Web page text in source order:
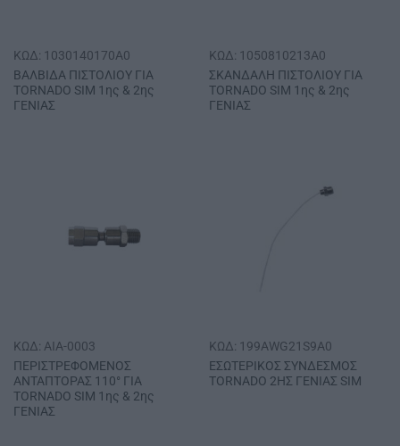
ΚΩΔ: 1030140170A0
ΒΑΛΒΙΔΑ ΠΙΣΤΟΛΙΟΥ ΓΙΑ
ΤΟRΝΑDΟ SΙΜ 1ης & 2ης
ΓΕΝΙΑΣ
ΚΩΔ: 1050810213A0
ΣΚΑΝΔΑΛΗ ΠΙΣΤΟΛΙΟΥ ΓΙΑ
ΤΟRΝΑDΟ SΙΜ 1ης & 2ης
ΓΕΝΙΑΣ
ΚΩΔ: AIA-0003
ΠΕΡΙΣΤΡΕΦΟΜΕΝΟΣ
ΑΝΤΑΠΤΟΡΑΣ 110° ΓΙΑ
ΤΟRΝΑDΟ SΙΜ 1ης & 2ης
ΓΕΝΙΑΣ
ΚΩΔ: 199AWG21S9A0
ΕΣΩΤΕΡΙΚΟΣ ΣΥΝΔΕΣΜΟΣ
ΤΟRΝΑDΟ 2ΗΣ ΓΕΝΙΑΣ SΙΜ